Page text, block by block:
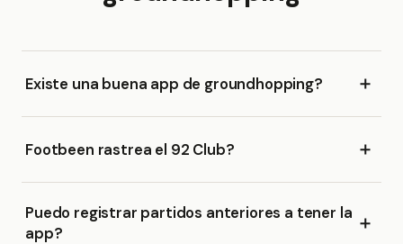
Existe una buena app de groundhopping?
Footbeen rastrea el 92 Club?
Puedo registrar partidos anteriores a tener la
app?